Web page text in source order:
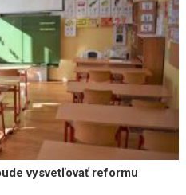
vysvetľovať reformu